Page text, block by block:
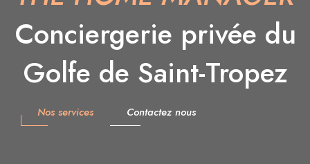
Conciergerie privée du
Golfe de Saint-Tropez
Nos services Contactez nous